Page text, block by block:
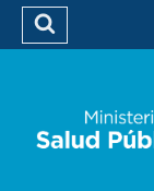
Buscar